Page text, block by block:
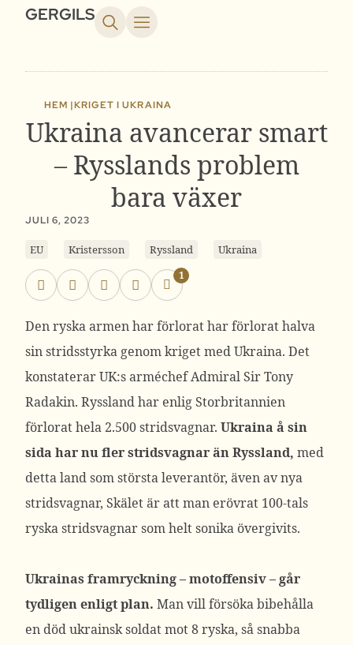
GERGILS
HEM |KRIGET I UKRAINA
Ukraina avancerar smart
– Rysslands problem
bara växer
JULI 6, 2023
EU Kristersson Ryssland Ukraina
1
Den ryska armen har förlorat har förlorat halva
sin stridsstyrka genom kriget med Ukraina. Det
konstaterar UK:s arméchef Admiral Sir Tony
Radakin. Ryssland har enlig Storbritannien
förlorat hela 2.500 stridsvagnar. Ukraina å sin
sida har nu fler stridsvagnar än Ryssland, med
detta land som största leverantör, även av nya
stridsvagnar, Skälet är att man erövrat 100-tals
ryska stridsvagnar som helt sonika övergivits.
Ukrainas framryckning – motoffensiv – går
tydligen enligt plan. Man vill försöka bibehålla
en död ukrainsk soldat mot 8 ryska, så snabba